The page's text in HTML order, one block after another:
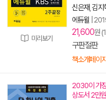
미리보기
신은재 김지
에듀윌
21,600원
구판절판
책소개페이
2030이 가
상도서 2만